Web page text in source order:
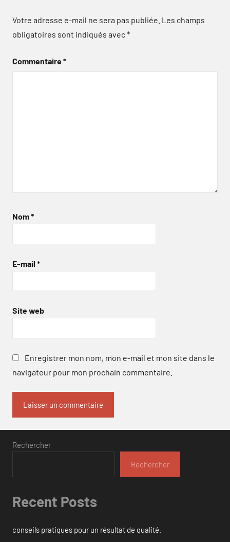
Votre adresse e-mail ne sera pas publiée. Les champs
obligatoires sont indiqués avec*
Commentaire*
Nom*
E-mail *
Site web
Enregistrer mon nom, mon e-mail et mon site dans le
navigateur pour mon prochain commentaire.
Rechercher
Rechercher
Recent Posts
conseils pratiques pour un résultat de qualité.